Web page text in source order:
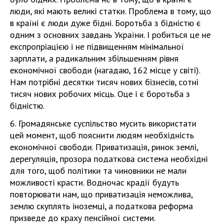
люди, які мають великі статки. Проблема в тому, що
в країні є люди дуже бідні. Боротьба з бідністю є
одним з основних завдань України. І робиться це не
експропріацією і не підвищенням мінімальної
зарплати, а радикальним збільшенням рівня
економічної свободи (нагадаю, 162 місце у світі).
Нам потрібні десятки тисяч нових бізнесів, сотні
тисяч нових робочих місць. Оце і є боротьба з
бідністю.
6. Громадянське суспільство мусить використати
цей момент, щоб пояснити людям необхідність
економічної свободи. Приватизація, ринок землі,
дерегуляція, прозора податкова система необхідні
для того, щоб політики та чиновники не мали
можливості красти. Водночас крадії будуть
повторювати нам, що приватизація неможлива,
землю скуплять іноземці, а податкова реформа
призведе до краху пенсійної системи.